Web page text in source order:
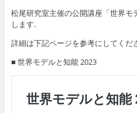
松尾研究室主催の公開講座「世界モ
します.
詳細は下記ページを参考にしてくだ
■ 世界モデルと知能 2023